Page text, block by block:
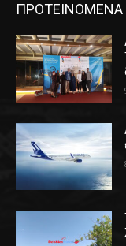
ΠΡΟΤΕΙΝΟΜΕΝΑ